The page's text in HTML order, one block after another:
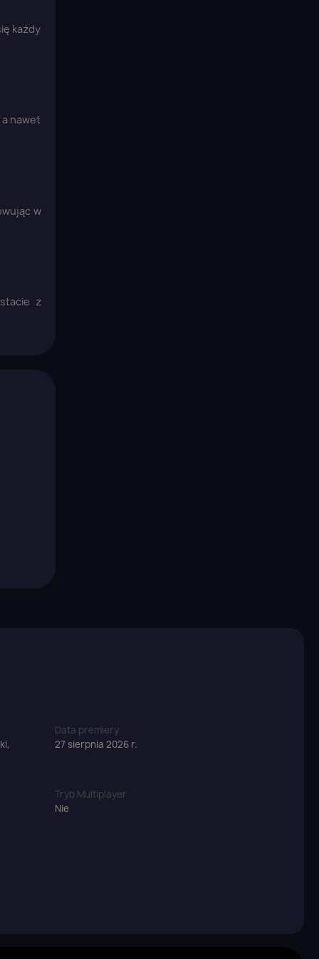
każdy
nawet
w
z
Data premiery
27 sierpnia 2026 r.
Tryb Multiplayer
Nie